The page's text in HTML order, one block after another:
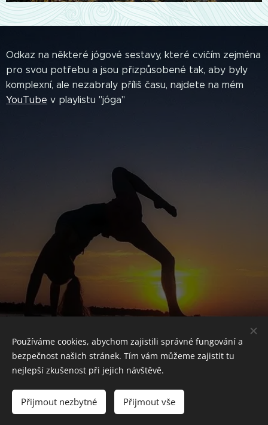
Odkaz na některé jógové sestavy, které cvičím zejména
pro svou potřebu a jsou přizpůsobené tak, aby byly
komplexní, ale nezabraly příliš času, najdete na mém
YouTube v playlistu "jóga"
© 2024 Jana Tereza Trnková Drahotušská. Všechna práva
vyhrazena.
Vytvořeno službou Webnode
Používáme cookies, abychom zajistili správné fungování a
bezpečnost našich stránek. Tím vám můžeme zajistit tu
nejlepší zkušenost při jejich návštěvě.
Přijmout nezbytné Přijmout vše